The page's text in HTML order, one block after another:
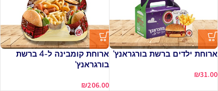
ארוחת ילדים ברשת בורגראנץ'
₪31.00
ארוחת קומבינה ל-4 ברשת
בורגראנץ'
₪206.00